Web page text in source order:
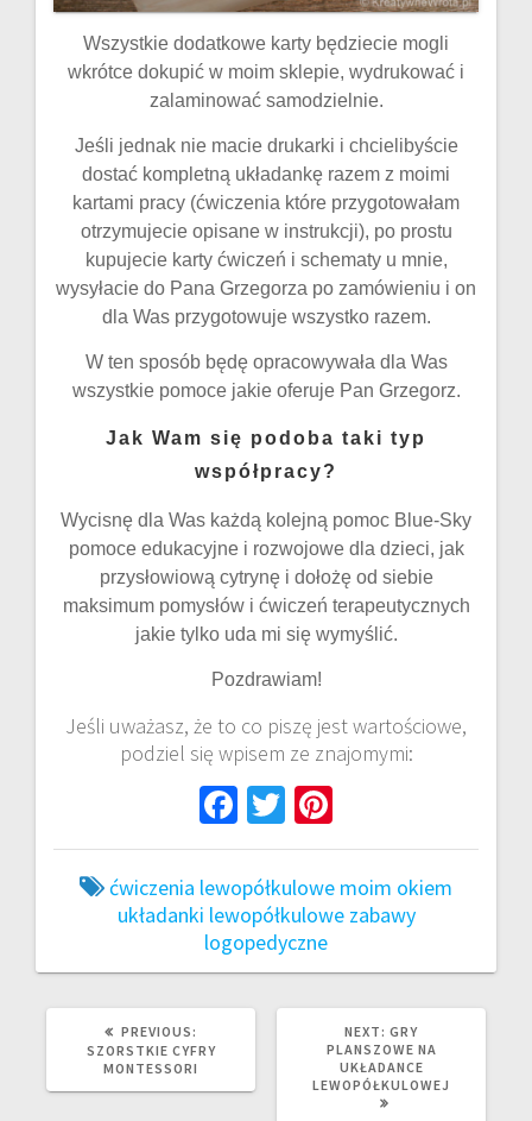
Wszystkie dodatkowe karty będziecie mogli
wkrótce dokupić w moim sklepie, wydrukować i
zalaminować samodzielnie.
Jeśli jednak nie macie drukarki i chcielibyście
dostać kompletną układankę razem z moimi
kartami pracy (ćwiczenia które przygotowałam
otrzymujecie opisane w instrukcji), po prostu
kupujecie karty ćwiczeń i schematy u mnie,
wysyłacie do Pana Grzegorza po zamówieniu i on
dla Was przygotowuje wszystko razem.
W ten sposób będę opracowywała dla Was
wszystkie pomoce jakie oferuje Pan Grzegorz.
Jak Wam się podoba taki typ
współpracy?
Wycisnę dla Was każdą kolejną pomoc Blue-Sky
pomoce edukacyjne i rozwojowe dla dzieci, jak
przysłowiową cytrynę i dołożę od siebie
maksimum pomysłów i ćwiczeń terapeutycznych
jakie tylko uda mi się wymyślić.
Pozdrawiam!
Jeśli uważasz, że to co piszę jest wartościowe,
podziel się wpisem ze znajomymi:
Fa
ce
b
o
o
k
T
wi
tt
er
nt
er
es
ćwiczenia lewopółkulowe moim okiem
układanki lewopółkulowe zabawy
logopedyczne
PREVIOUS:
POST:
SZORSTKIE CYFRY
MONTESSORI
NEXT: NEXT
POST:
GRY
PLANSZOWE NA
UKŁADANCE
LEWOPÓŁKULOWEJ